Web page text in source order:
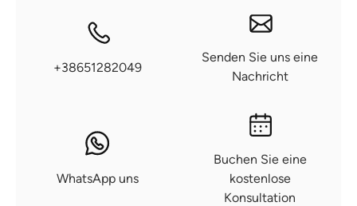
+38651282049
Senden Sie uns eine
Nachricht
WhatsApp uns
Buchen Sie eine
kostenlose
Konsultation